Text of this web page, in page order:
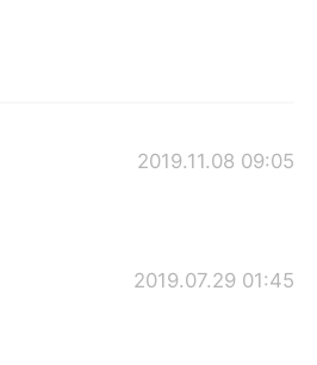
2019.11.08 09:05
2019.07.29 01:45